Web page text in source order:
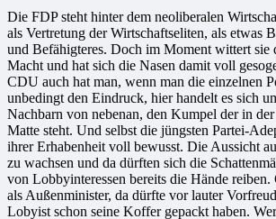
Die FDP steht hinter dem neoliberalen
als Vertretung der Wirtschaftseliten, als etwas
und Befähigteres. Doch im Moment wittert sie
Macht und hat sich die Nasen damit voll
CDU auch hat man, wenn man die einzelnen
unbedingt den Eindruck, hier handelt es sich
Nachbarn von nebenan, den Kumpel der in
Matte steht. Und selbst die jüngsten Partei-
ihrer Erhabenheit voll bewusst. Die Aussicht
zu wachsen und da dürften sich die
von Lobbyinteressen bereits die Hände
als Außenminister, da dürfte vor lauter
Lobyist schon seine Koffer gepackt haben.